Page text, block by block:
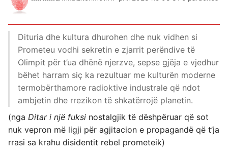
Dituria dhe kultura dhurohen dhe nuk vidhen si
Prometeu vodhi sekretin e zjarrit perëndive të
Olimpit për t’ua dhënë njerzve, sepse gjëja e vjedhur
bëhet harram siç ka rezultuar me kulturën moderne
termobërthamore radioktive industrale që ndot
ambjetin dhe rrezikon të shkatërrojë planetin.
(nga Ditar i një fuksi nostalgjik të dëshpëruar që sot
nuk vepron më ligji për agjitacion e propagandë që t’ja
rrasi sa krahu disidentit rebel prometeik)